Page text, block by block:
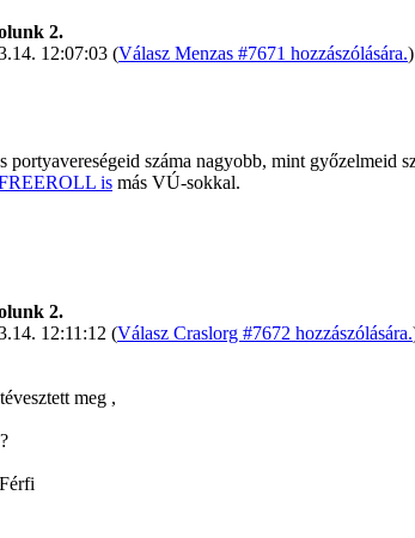
2.
12:07:03 (Válasz Menzas #7671 hozzászólására.)
portyavereségeid száma nagyobb, mint győzelmeid
is más VÚ-sokkal.
2.
12:11:12 (Válasz Craslorg #7672 hozzászólására.
meg ,